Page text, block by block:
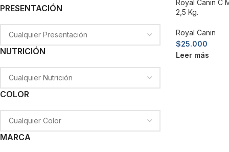
PRESENTACIÓN
NUTRICIÓN
COLOR
MARCA
Royal Canin C
2,5 Kg.
Royal Canin
$25.000
Leer más